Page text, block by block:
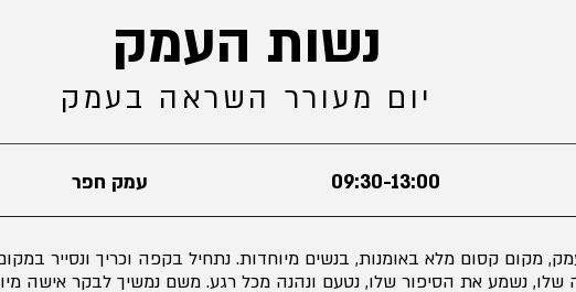
נשות העמק
יום מעורר השראה בעמק
09:30-13:00 עמק חפר
מקום קסום מלא באומנות, בנשים מיוחדות. נתחיל בקפה וכריך ונסייר
נשמע את הסיפור שלו, נטעם ונהנה מכל רגע. משם נמשיך לבקר אישה